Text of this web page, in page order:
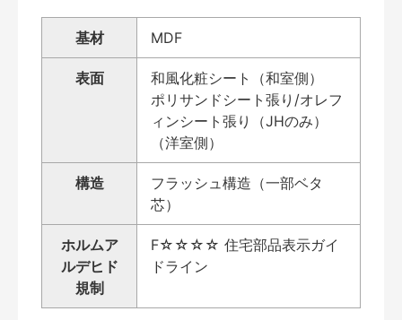
基材 MDF
表面
和風化粧シート（和室側）
ポリサンドシート張り/オレフ
ィンシート張り（JHのみ）
（洋室側）
構造
フラッシュ構造（一部ベタ
芯）
ホルムア
ルデヒド
規制
F☆☆☆☆ 住宅部品表示ガイ
ドライン